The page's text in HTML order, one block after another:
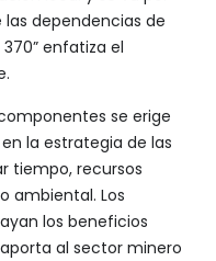
dependencias de
enfatiza el
se erige
la estrategia de las
tiempo, recursos
ambiental. Los
los beneficios
al sector minero